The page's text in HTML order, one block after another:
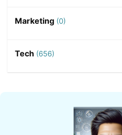
Marketing (0)
Tech (656)